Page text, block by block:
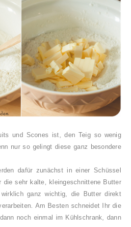
und Scones ist, den Teig so wenig
nur so gelingt diese ganz besondere
dafür zunächst in einer Schüssel
die sehr kalte, kleingeschnittene Butter
ganz wichtig, die Butter direkt
Am Besten schneidet Ihr die
noch einmal im Kühlschrank, dann